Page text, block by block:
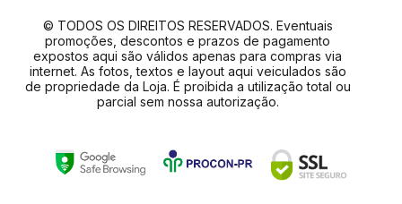
© TODOS OS DIREITOS RESERVADOS. Eventuais
promoções, descontos e prazos de pagamento
expostos aqui são válidos apenas para compras via
internet. As fotos, textos e layout aqui veiculados são
de propriedade da Loja. É proibida a utilização total ou
parcial sem nossa autorização.